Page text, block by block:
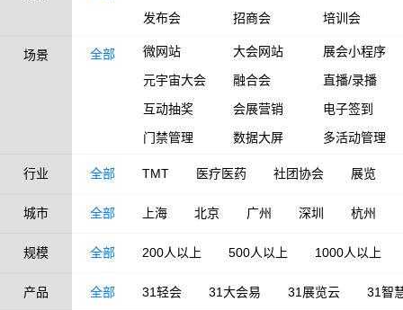
发布会
招商会 培训会
场景 全部 微网站 大会网站
展会小程序
元宇宙大会
融合会
直播/录播
互动抽奖
会展营销
电子签到
门禁管理
数据大屏 多活动管理
行业 全部 TMT 医疗医药 社团协会 展览
城市 全部 上海 北京 广州 深圳 杭州
规模 全部 200人以上 500人以上 1000人以上
产品 全部 31轻会 31大会易 31展览云 31智